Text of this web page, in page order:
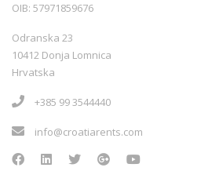
OIB: 57971859676
Odranska 23
10412 Donja Lomnica
Hrvatska
+385 99 3544440
info@croatiarents.com